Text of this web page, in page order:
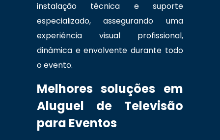
instalação técnica e suporte
especializado, assegurando uma
experiência visual profissional,
dinâmica e envolvente durante todo
o evento.
Melhores soluções em
Aluguel de Televisão
para Eventos